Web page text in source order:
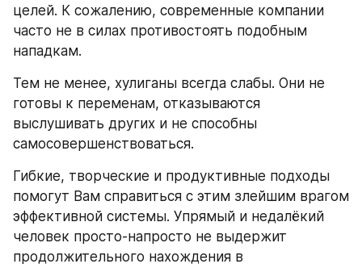
целей. К сожалению, современные компании
часто не в силах противостоять подобным
нападкам.
Тем не менее, хулиганы всегда слабы. Они не
готовы к переменам, отказываются
выслушивать других и не способны
самосовершенствоваться.
Гибкие, творческие и продуктивные подходы
помогут Вам справиться с этим злейшим врагом
эффективной системы. Упрямый и недалёкий
человек просто-напросто не выдержит
продолжительного нахождения в